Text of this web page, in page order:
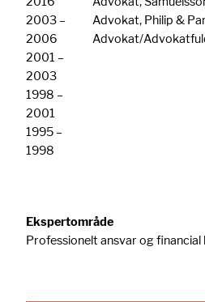
2003 –
2006
2001 –
2003
1998 –
2001
1995 –
1998
Advokat, Philip &
Advokat/
Ekspertområde
Professionelt ansvar og financial